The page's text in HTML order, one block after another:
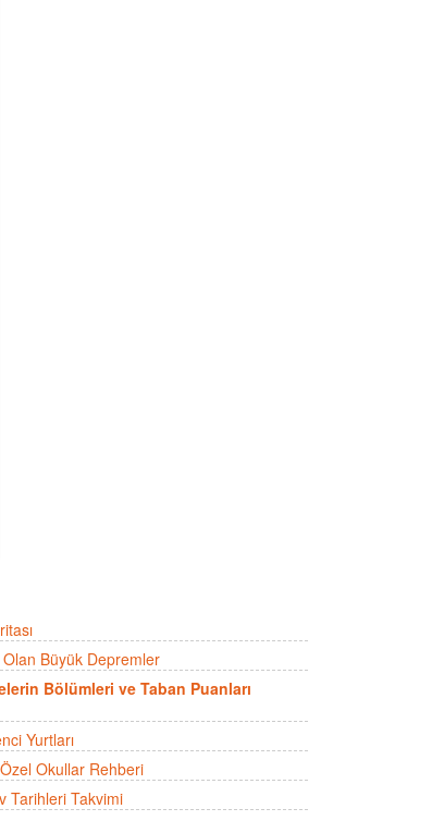
Büyük Depremler
Bölümleri ve Taban Puanları
Yurtları
Okullar Rehberi
Tarihleri Takvimi